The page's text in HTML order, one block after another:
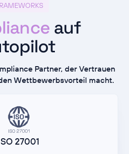
auf
Partner, der Vertrauen
Wettbewerbsvorteil macht.
27001